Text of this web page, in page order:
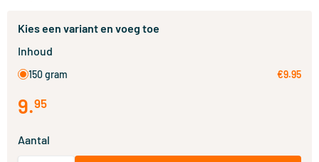
Kies een variant en voeg toe
Inhoud
150 gram €9.95
9.95
Aantal